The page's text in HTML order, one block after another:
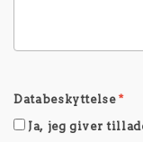
Databeskyttelse*
Ja, jeg giver